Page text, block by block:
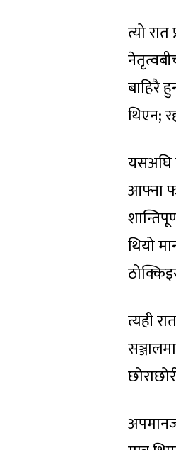
त्यो
बाहिरै
थिएन;
यसअघि
आफ्ना
थियो
त्यही